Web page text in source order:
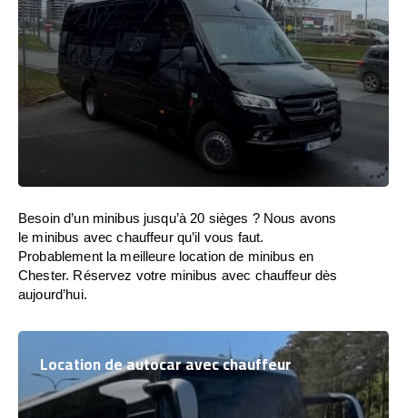
Besoin d’un minibus jusqu’à 20 sièges ? Nous avons
le minibus avec chauffeur qu’il vous faut.
Probablement la meilleure location de minibus en
Chester. Réservez votre minibus avec chauffeur dès
aujourd’hui.
Location de autocar avec chauffeur